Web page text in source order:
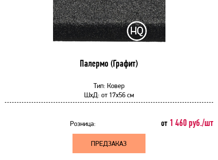
Палермо (Графит)
Тип: Ковер
ШхД: от 17x56 см
Розница: от 1 460 руб./шт
ПРЕДЗАКАЗ